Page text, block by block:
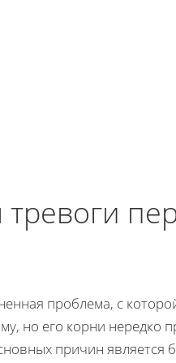
проблема, с
но его корни нередко
причин является